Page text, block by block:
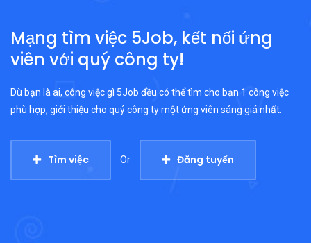
Mạng tìm việc 5Job, kết nối ứng
viên với quý công ty!
Dù bạn là ai, công việc gì 5Job đều có thể tìm cho bạn 1 công việc
phù hợp, giới thiệu cho quý công ty một ứng viên sáng giá nhất.
Tìm việc Or Đăng tuyển